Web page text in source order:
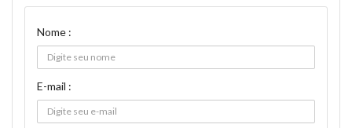
Nome :
E-mail :